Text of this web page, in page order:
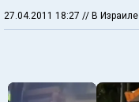
27.04.2011 18:27 // В Израиле